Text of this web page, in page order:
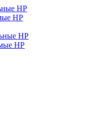
HP
HP
HP
HP